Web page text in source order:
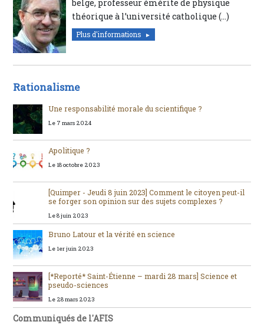
belge, professeur émérite de physique
théorique à l’université catholique (…)
Plus d'informations
Rationalisme
Une responsabilité morale du scientifique ?
Le 7 mars 2024
Apolitique ?
Le 18 octobre 2023
[Quimper - Jeudi 8 juin 2023] Comment le citoyen peut-il
se forger son opinion sur des sujets complexes ?
Le 8 juin 2023
Bruno Latour et la vérité en science
Le 1er juin 2023
[*Reporté* Saint-Étienne – mardi 28 mars] Science et
pseudo-sciences
Le 28 mars 2023
Communiqués de l'AFIS